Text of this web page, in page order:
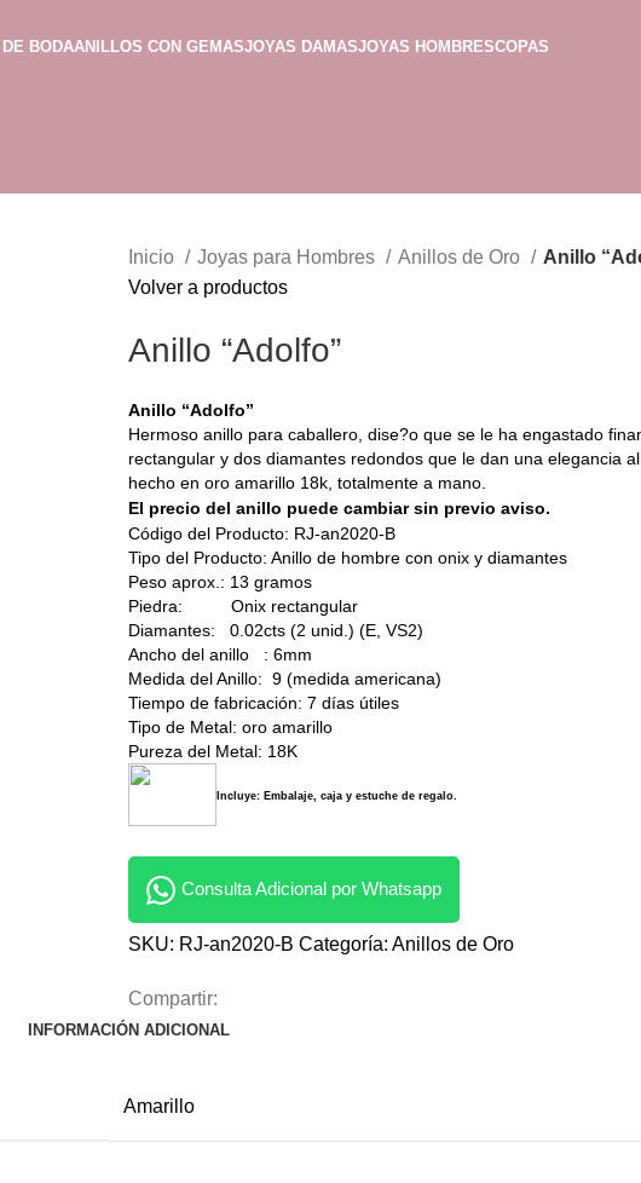
BODAANILLOS CON GEMASJOYAS DAMASJOYAS HOMBRESCOPAS
Inicio Joyas para Hombres Anillos de Oro
Anillo
Volver a productos
Anillo “Adolfo”
Anillo “Adolfo”
Hermoso anillo para caballero, dise?o que se le ha engastado
rectangular y dos diamantes redondos que le dan una elegancia
hecho en oro amarillo 18k, totalmente a mano.
El precio del anillo puede cambiar sin previo aviso.
Código del Producto: RJ-an2020-B
Tipo del Producto: Anillo de hombre con onix y diamantes
Peso aprox.: 13 gramos
Piedra: Onix rectangular
Diamantes: 0.02cts (2 unid.) (E, VS2)
Ancho del anillo : 6mm
Medida del Anillo: 9 (medida americana)
Tiempo de fabricación: 7 días útiles
Tipo de Metal: oro amarillo
Pureza del Metal: 18K
Incluye: Embalaje, caja y estuche de regalo.
Consulta Adicional por Whatsapp
SKU: RJ-an2020-B Categoría: Anillos de Oro
Compartir:
INFORMACIÓN ADICIONAL
Amarillo